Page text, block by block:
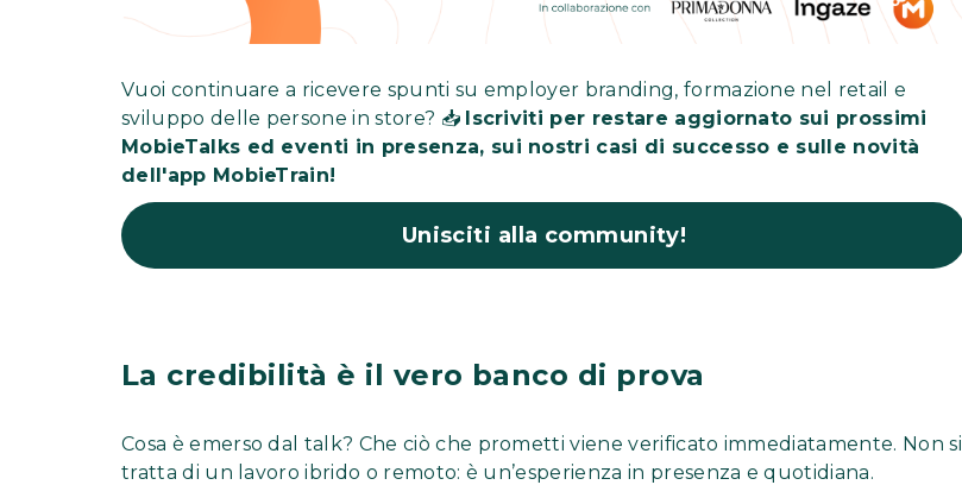
Vuoi continuare a ricevere spunti su employer branding, formazione nel retail e
sviluppo delle persone in store? 📥 Iscriviti per restare aggiornato sui prossimi
MobieTalks ed eventi in presenza, sui nostri casi di successo e sulle novità
dell'app MobieTrain!
Unisciti alla community!
La credibilità è il vero banco di prova
Cosa è emerso dal talk? Che ciò che prometti viene verificato immediatamente. Non si
tratta di un lavoro ibrido o remoto: è un’esperienza in presenza e quotidiana.